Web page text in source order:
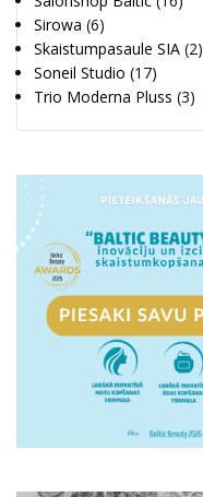
Sirowa (6)
Skaistumpasaule SIA (2)
Soneil Studio (17)
Trio Moderna Pluss (3)